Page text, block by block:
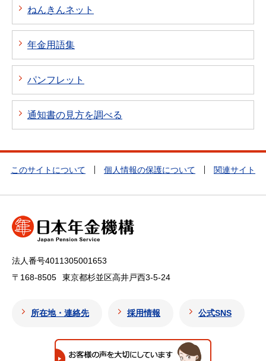
ねんきんネット
年金用語集
パンフレット
通知書の見方を調べる
このサイトについて 個人情報の保護について 関連サイト
法人番号4011305001653
〒168-8505
東京都杉並区高井戸西3-5-24
所在地・連絡先 採用情報 公式SNS